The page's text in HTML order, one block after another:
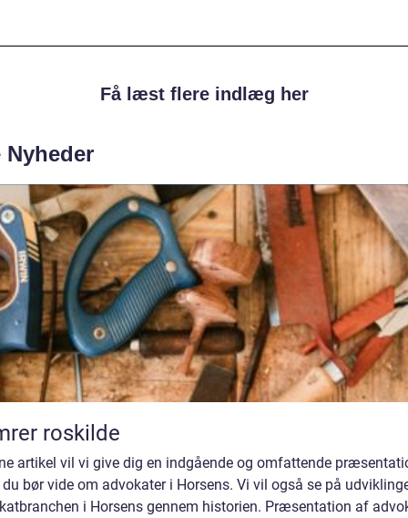
Få læst flere indlæg her
Nyheder
roskilde
artikel vil vi give dig en indgående og omfattende
bør vide om advokater i Horsens. Vi vil også se på
i Horsens gennem historien. Præsentation af